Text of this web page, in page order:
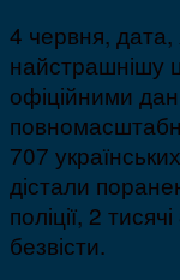
4 червня,
найстрашнішу
офіційними
707
дістали
поліції, 2
безвісти.